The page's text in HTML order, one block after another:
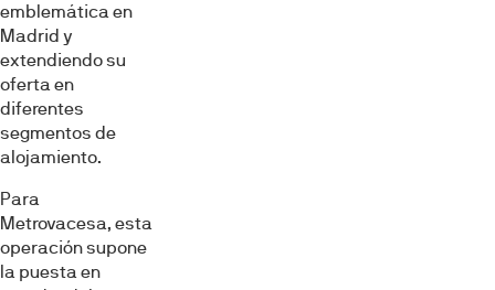
emblemática en
Madrid y
extendiendo su
oferta en
diferentes
segmentos de
alojamiento.
Para
Metrovacesa, esta
operación supone
la puesta en